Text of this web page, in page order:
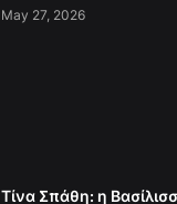
May 27, 2026
Τίνα Σπάθη: η